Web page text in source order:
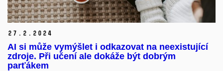
27. 2. 2024
AI si může vymýšlet i odkazovat na neexistující
zdroje. Při učení ale dokáže být dobrým
parťákem